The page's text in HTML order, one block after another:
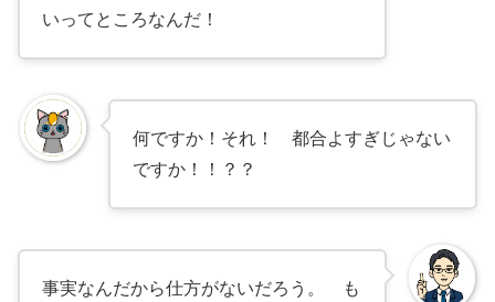
いってところなんだ！
何ですか！それ！ 都合よすぎじゃない
ですか！！？？
事実なんだから仕方がないだろう。 も